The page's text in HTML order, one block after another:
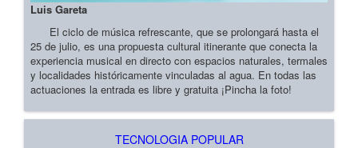
Luis Gareta
El ciclo de música refrescante, que se prolongará hasta el
25 de julio, es una propuesta cultural itinerante que conecta la
experiencia musical en directo con espacios naturales, termales
y localidades históricamente vinculadas al agua. En todas las
actuaciones la entrada es libre y gratuita ¡Pincha la foto!
TECNOLOGIA POPULAR